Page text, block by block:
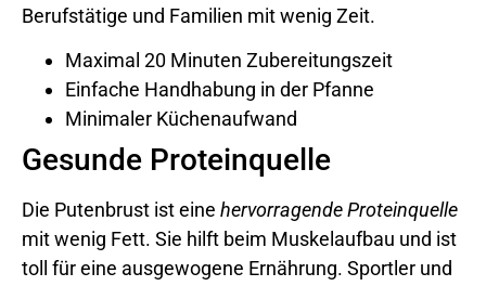
Berufstätige und Familien mit wenig Zeit.
Maximal 20 Minuten Zubereitungszeit
Einfache Handhabung in der Pfanne
Minimaler Küchenaufwand
Gesunde Proteinquelle
Die Putenbrust ist eine hervorragende Proteinquelle
mit wenig Fett. Sie hilft beim Muskelaufbau und ist
toll für eine ausgewogene Ernährung. Sportler und